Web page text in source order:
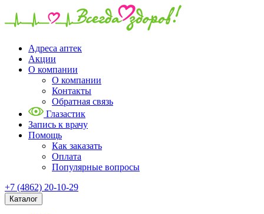
Адреса аптек
Акции
О компании
О компании
Контакты
Обратная связь
Глазастик
Запись к врачу
Помощь
Как заказать
Оплата
Популярные вопросы
+7 (4862) 20-10-29
Каталог